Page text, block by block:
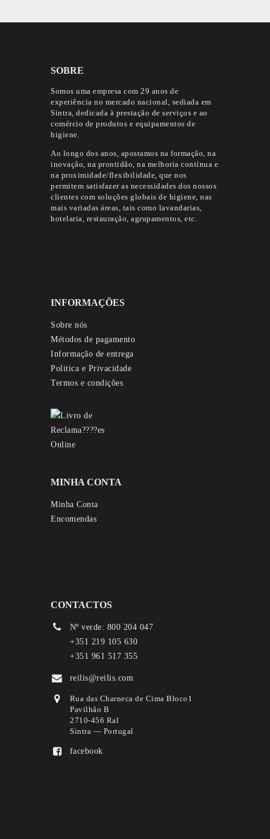
SOBRE
Somos uma empresa com 29 anos de
experiência no mercado nacional, sediada em
Sintra, dedicada à prestação de serviços e ao
comércio de produtos e equipamentos de
higiene.
Ao longo dos anos, apostamos na formação, na
inovação, na prontidão, na melhoria contínua e
na proximidade/flexibilidade, que nos
permitem satisfazer as necessidades dos nossos
clientes com soluções globais de higiene, nas
mais variadas áreas, tais como lavandarias,
hotelaria, restauração, agrupamentos, etc.
INFORMAÇÕES
Sobre nós
Métodos de pagamento
Informação de entrega
Politica e Privacidade
Termos e condições
MINHA CONTA
Minha Conta
Encomendas
CONTACTOS
Nº verde: 800 204 047
+351 219 105 630
+351 961 517 355
reilis@reilis.com
Rua das Charneca de Cima Bloco1
Pavilhão B
2710-456 Ral
Sintra — Portugal
facebook